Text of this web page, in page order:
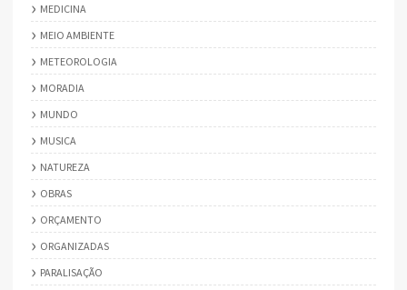
MEDICINA
MEIO AMBIENTE
METEOROLOGIA
MORADIA
MUNDO
MUSICA
NATUREZA
OBRAS
ORÇAMENTO
ORGANIZADAS
PARALISAÇÃO